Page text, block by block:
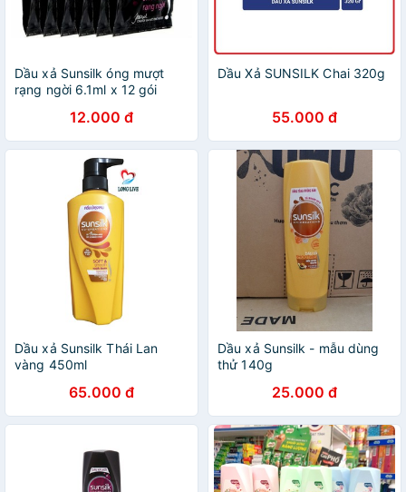
Dầu xả Sunsilk óng mượt
rạng ngời 6.1ml x 12 gói
12.000 đ
Dầu Xả SUNSILK Chai 320g
55.000 đ
Dầu xả Sunsilk Thái Lan
vàng 450ml
65.000 đ
Dầu xả Sunsilk - mẫu dùng
thử 140g
25.000 đ